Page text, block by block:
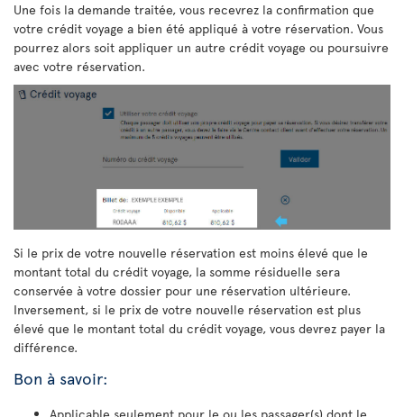
Une fois la demande traitée, vous recevrez la confirmation que
votre crédit voyage a bien été appliqué à votre réservation. Vous
pourrez alors soit appliquer un autre crédit voyage ou poursuivre
avec votre réservation.
Si le prix de votre nouvelle réservation est moins élevé que le
montant total du crédit voyage, la somme résiduelle sera
conservée à votre dossier pour une réservation ultérieure.
Inversement, si le prix de votre nouvelle réservation est plus
élevé que le montant total du crédit voyage, vous devrez payer la
différence.
Bon à savoir: